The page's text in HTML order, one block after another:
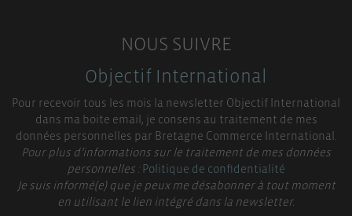
NOUS SUIVRE
Objectif International
Pour recevoir tous les mois la newsletter Objectif International
dans ma boite email, je consens au traitement de mes
données personnelles par Bretagne Commerce International.
Pour plus d’informations sur le traitement de mes données
personnelles :Politique de confidentialité
Je suis informé(e) que je peux me désabonner à tout moment
en utilisant le lien intégré dans la newsletter.